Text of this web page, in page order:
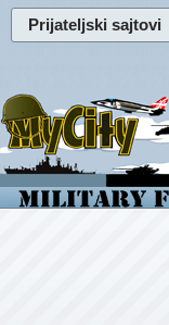
Prijateljski sajtovi